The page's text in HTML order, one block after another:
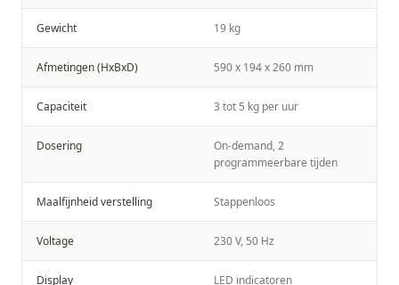
Gewicht 19 kg
Afmetingen (HxBxD) 590 x 194 x 260 mm
Capaciteit 3 tot 5 kg per uur
Dosering
On-demand, 2
programmeerbare tijden
Maalfijnheid verstelling Stappenloos
Voltage 230 V, 50 Hz
Display LED indicatoren